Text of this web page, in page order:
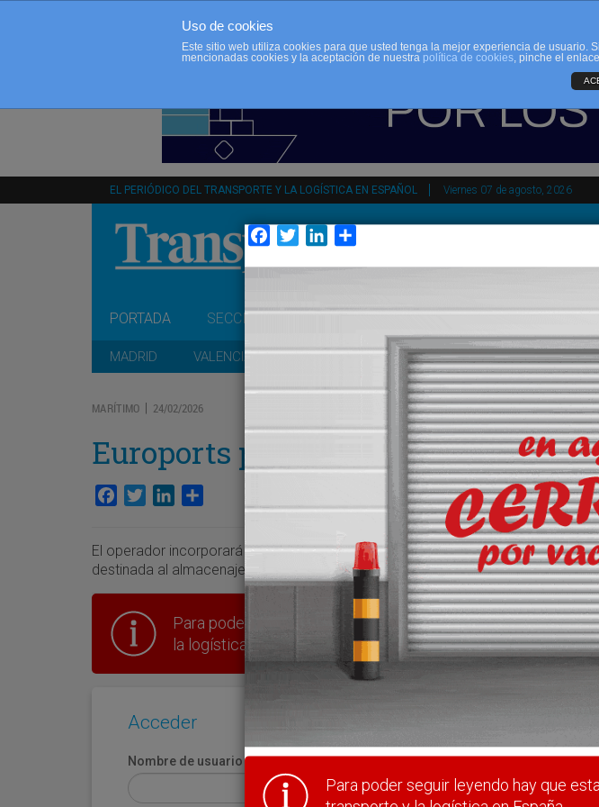
EL PERIÓDICO DEL TRANSPORTE Y LA LOGÍSTICA EN ESPAÑOL Viernes 07 de agosto, 2026
PORTADA SECCIONES
MADRID VALENCIA CATALUÑA ANDALUCÍA PAÍS VASCO
MARÍTIMO 24/02/2026
Euroports pide modificar su
Facebook
TwitterLinkedIn
El operador incorporará 3.842 metros cuadrados que ya ocupa temporalmente
destinada al almacenaje y distribución de carga general, productos de papel y
Para poder seguir leyendo hay que estar suscrito a
la logística en España.
Acceder
Nombre de usuario Nombre de
Uso de cookies
Este sitio web utiliza cookies para que usted tenga la mejor experiencia de
mencionadas cookies y la aceptación de nuestra política de cookies, pinche el
Facebook
TwitterLinkedIn
Para poder seguir leyendo hay que